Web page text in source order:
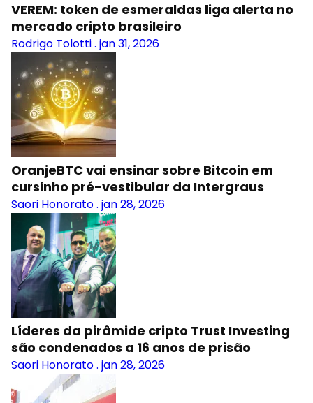
VEREM: token de esmeraldas liga alerta no
mercado cripto brasileiro
Rodrigo Tolotti. jan 31, 2026
OranjeBTC vai ensinar sobre Bitcoin em
cursinho pré-vestibular da Intergraus
Saori Honorato. jan 28, 2026
Líderes da pirâmide cripto Trust Investing
são condenados a 16 anos de prisão
Saori Honorato. jan 28, 2026